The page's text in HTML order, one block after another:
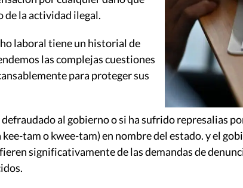
la actividad ilegal.
laboral tiene un historial de
las complejas cuestiones
para proteger sus
al gobierno o si ha sufrido represalias
tam o kwee-tam) en nombre del estado. y el
significativamente de las demandas de